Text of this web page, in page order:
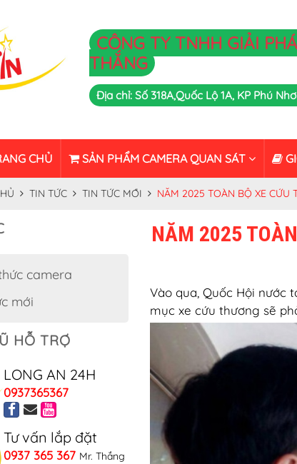
CÔNG TY TNHH GIẢI
THẮNG
Địa chỉ: Số 318A,Quốc Lộ 1A, KP Phú
CHỦ SẢN PHẨM CAMERA QUAN SÁT
TIN TỨC TIN TỨC MỚI NĂM 2025 TOÀN BỘ XE CỨU
NĂM 2025
Vào qua, Quốc Hội nước
mục xe cứu thương sẽ
camera
mới
HỖ TRỢ
LONG AN 24H
0937365367
Tư vấn lắp đặt
0937 365 367 Mr. Thắng